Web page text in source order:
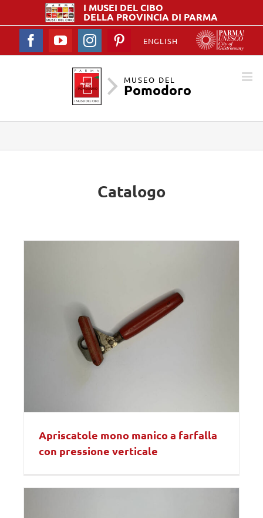
I MUSEI DELCIBO
DELLA PROVINCIA DI PARMA
ENGLISH
FacebookYouTubeInstagramPinterest
MUSEO DEL
Pomodoro
Catalogo
Apriscatole mono manico a farfalla
con pressione verticale